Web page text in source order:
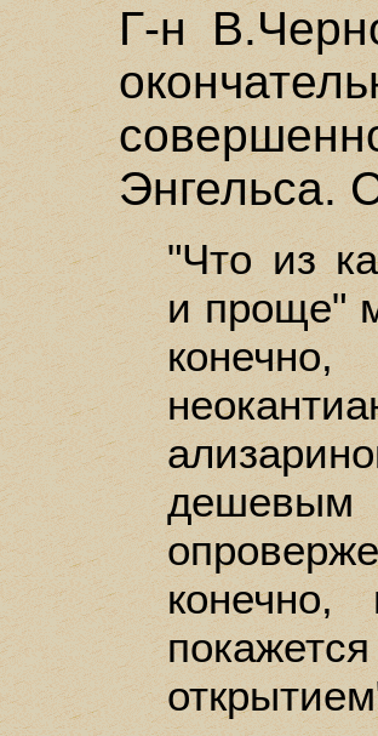
Г-н
Энгельса.
"Что из
и проще"